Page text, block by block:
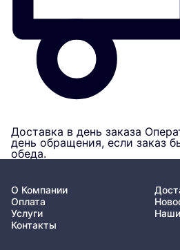
Доставка в день заказа
день обращения, если заказ
обеда.
О Компании
Оплата
Услуги
Контакты